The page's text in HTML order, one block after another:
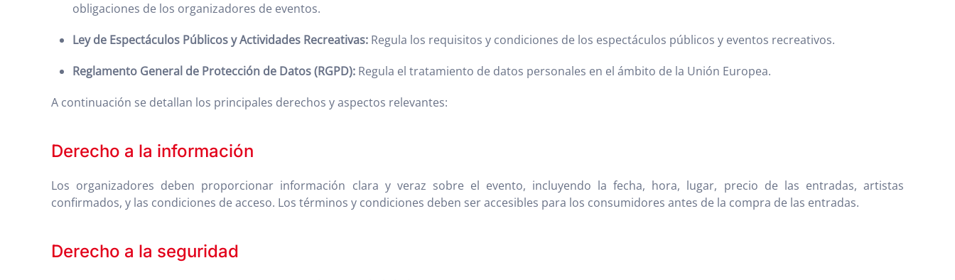
obligaciones de los organizadores de eventos.
Ley de Espectáculos Públicos y Actividades Recreativas: Regula los requisitos y condiciones de los espectáculos públicos y eventos recreativos.
Reglamento General de Protección de Datos (RGPD): Regula el tratamiento de datos personales en el ámbito de la Unión Europea.
A continuación se detallan los principales derechos y aspectos relevantes:
Derecho a la información
Los organizadores deben proporcionar información clara y veraz sobre el evento, incluyendo la fecha, hora, lugar, precio de las entradas, artistas
confirmados, y las condiciones de acceso. Los términos y condiciones deben ser accesibles para los consumidores antes de la compra de las entradas.
Derecho a la seguridad